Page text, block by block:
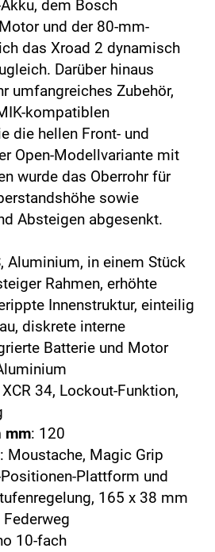
dem Bosch
und der 80-mm-
das Xroad 2 dynamisch
Darüber hinaus
umfangreiches Zubehör,
kompatiblen
die hellen Front- und
Open-Modellvariante mit
wurde das Oberrohr für
sowie
Absteigen abgesenkt.
Aluminium, in einem Stück
Rahmen, erhöhte
Innenstruktur, einteilig
diskrete interne
Batterie und Motor
XCR 34, Lockout-Funktion,
mm: 120
: Moustache, Magic Grip
Plattform und
165 x 38 mm
10-fach